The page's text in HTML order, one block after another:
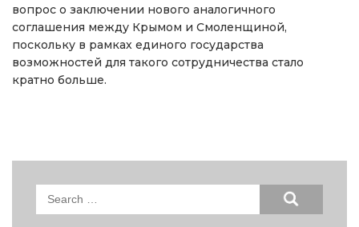
вопрос о заключении нового аналогичного
соглашения между Крымом и Смоленщиной,
поскольку в рамках единого государства
возможностей для такого сотрудничества стало
кратно больше.
Search